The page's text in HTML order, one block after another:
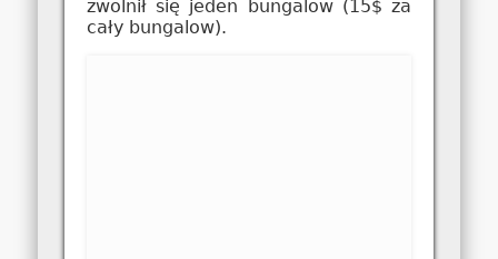
zwolnił się jeden bungalow (15$ za
cały bungalow).